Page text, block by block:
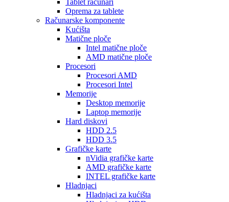
Tablet računari
Oprema za tablete
Računarske komponente
Kućišta
Matične ploče
Intel matične ploče
AMD matične ploče
Procesori
Procesori AMD
Procesori Intel
Memorije
Desktop memorije
Laptop memorije
Hard diskovi
HDD 2.5
HDD 3.5
Grafičke karte
nVidia grafičke karte
AMD grafičke karte
INTEL grafičke karte
Hladnjaci
Hladnjaci za kućišta